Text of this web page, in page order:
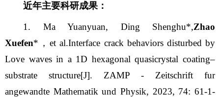
近年主要科研成果：
1. Ma Yuanyuan, Ding Shenghu*,Zhao
Xuefen*，et al.Interface crack behaviors disturbed by
Love waves in a 1D hexagonal quasicrystal coating–
substrate structure[J]. ZAMP - Zeitschrift fur
angewandte Mathematik und Physik, 2023, 74: 61-1-